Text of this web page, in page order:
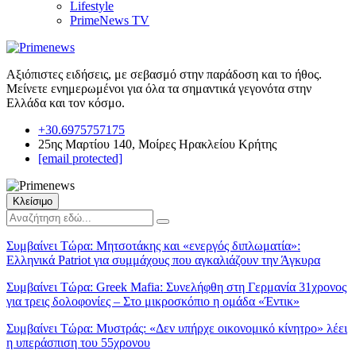
Lifestyle
PrimeNews TV
Αξιόπιστες ειδήσεις, με σεβασμό στην παράδοση και το ήθος.
Μείνετε ενημερωμένοι για όλα τα σημαντικά γεγονότα στην
Ελλάδα και τον κόσμο.
+30.6975757175
25ης Μαρτίου 140, Μοίρες Ηρακλείου Κρήτης
[email protected]
Κλείσιμο
Συμβαίνει Τώρα: Μητσοτάκης και «ενεργός διπλωματία»:
Ελληνικά Patriot για συμμάχους που αγκαλιάζουν την Άγκυρα
Συμβαίνει Τώρα: Greek Mafia: Συνελήφθη στη Γερμανία 31χρονος
για τρεις δολοφονίες – Στο μικροσκόπιο η ομάδα «Έντικ»
Συμβαίνει Τώρα: Μυστράς: «Δεν υπήρχε οικονομικό κίνητρο» λέει
η υπεράσπιση του 55χρονου